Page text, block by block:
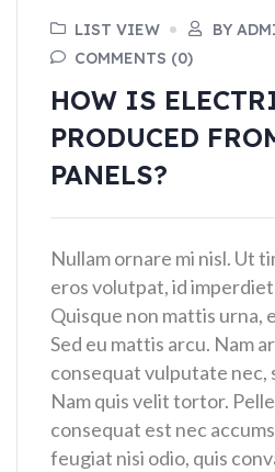
LIST VIEW
BY
COMMENTS (0)
HOW IS
PRODUCED
PANELS?
Nullam ornare mi nisl. Ut
eros volutpat, id
Quisque non mattis urna,
Sed eu mattis arcu. Nam
consequat vulputate nec,
Nam quis velit tortor.
consequat est nec
feugiat nisi odio, quis